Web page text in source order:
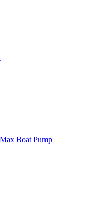
Boat Pump